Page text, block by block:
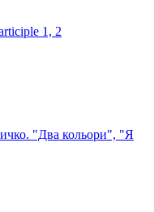
1, 2
"Два кольори", "Я